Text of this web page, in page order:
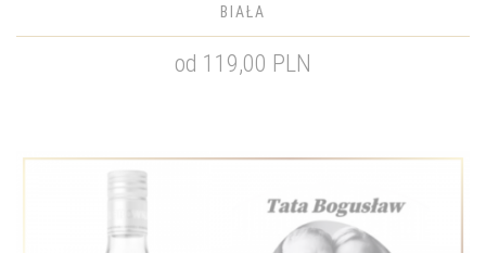
BIAŁA
od 119,00 PLN